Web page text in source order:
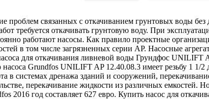
проблем связанных с откачиванием грунтовых воды
требуется откачивать грунтовую воду. При
работают насосы. Как правило проектные
в том числе загрязненных серии AP. Насосные
для откачивания ливневой воды Грундфос UNILIFT
Grundfos UNILIFT AP 12.40.08.3 имеет резьбу 1
в системах дренажа зданий и сооружений,
перекачивание жидкости из различных
2016 год составляет 627 евро. Купить насос для